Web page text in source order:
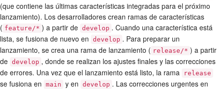
(que contiene las últimas características integradas para el próximo
lanzamiento). Los desarrolladores crean ramas de características
( feature/* ) a partir de develop . Cuando una característica está
lista, se fusiona de nuevo en develop . Para preparar un
lanzamiento, se crea una rama de lanzamiento ( release/* ) a partir
de develop , donde se realizan los ajustes finales y las correcciones
de errores. Una vez que el lanzamiento está listo, la rama
release
se fusiona en main y en develop . Las correcciones urgentes en